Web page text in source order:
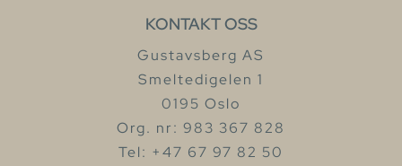
KONTAKT OSS
Gustavsberg AS
Smeltedigelen 1
0195 Oslo
Org. nr: 983 367 828
Tel: +47 67 97 82 50